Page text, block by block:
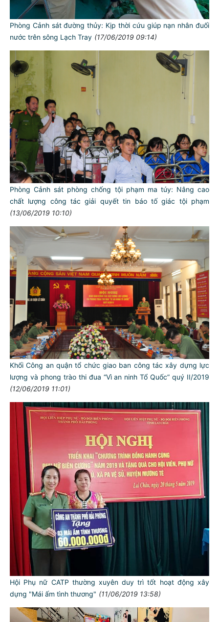
Phòng Cảnh sát đường thủy: Kịp thời cứu giúp nạn nhân đuối
nước trên sông Lạch Tray (17/06/2019 09:14)
Phòng Cảnh sát phòng chống tội phạm ma túy: Nâng cao
chất lượng công tác giải quyết tin báo tố giác tội phạm
(13/06/2019 10:10)
Khối Công an quận tổ chức giao ban công tác xây dựng lực
lượng và phong trào thi đua “Vì an ninh Tổ Quốc” quý II/2019
(12/06/2019 11:01)
Hội Phụ nữ CATP thường xuyên duy trì tốt hoạt động xây
dựng "Mái ấm tình thương" (11/06/2019 13:58)